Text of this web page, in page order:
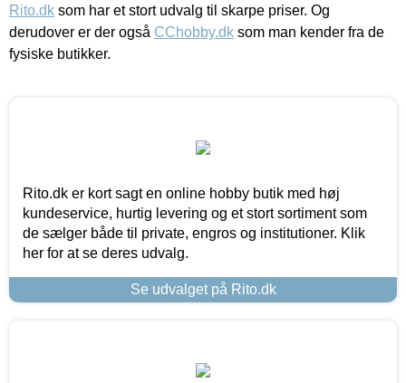
Rito.dk som har et stort udvalg til skarpe priser. Og
derudover er der også CChobby.dk som man kender fra de
fysiske butikker.
Rito.dk er kort sagt en online hobby butik med høj
kundeservice, hurtig levering og et stort sortiment som
de sælger både til private, engros og institutioner. Klik
her for at se deres udvalg.
Se udvalget på Rito.dk